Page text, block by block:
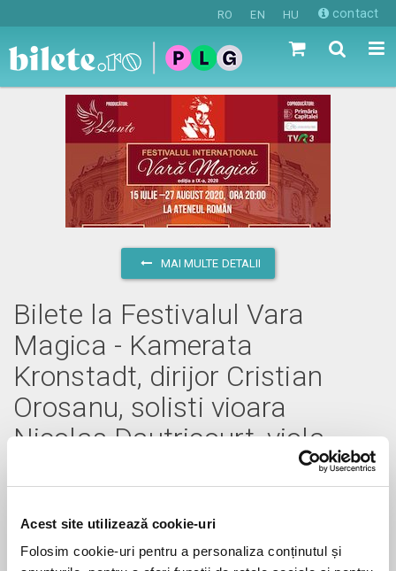
Acest site utilizează cookie-uri
Folosim cookie-uri pentru a personaliza conținutul și
RO EN HU contact
MAI MULTE DETALII
Bilete la Festivalul Vara
Magica - Kamerata
Kronstadt, dirijor Cristian
Orosanu, solisti vioara
Nicolas Dautricourt, viola
Razvan Popovici - 27 aug
joi, 27 august 2020 ora 20:00